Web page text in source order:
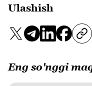
Ulashish
Eng so'nggi